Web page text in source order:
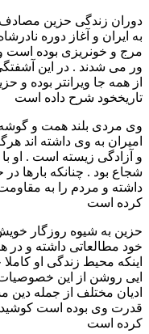
دوران زندگی حزین مصادف
به ایران و آغاز دوره
مرج و خونریزی بوده است
ور می شدند . در این
از همه جا ویرانتر بوده و
تاریخخود شرح داده است
وی مردی بلند همت و گوشه
امیران به وی داشته اند
و آزادگی زیسته است . او
شجاع بود . چنانکه بارها
داشته و مردم را به
کرده است
حزین به شیوه روزگار
خود مطالعاتی داشته و در
اینکه محیط زندگی او
ایی روشن از این خصوصیات
ادیان مختلف از جمله دین
قدرت وی بوده است کوشیده
کرده است